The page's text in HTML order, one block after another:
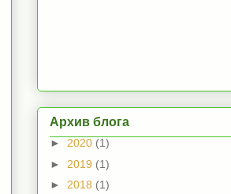
Архив блога
► 2020 (1)
► 2019 (1)
► 2018 (1)